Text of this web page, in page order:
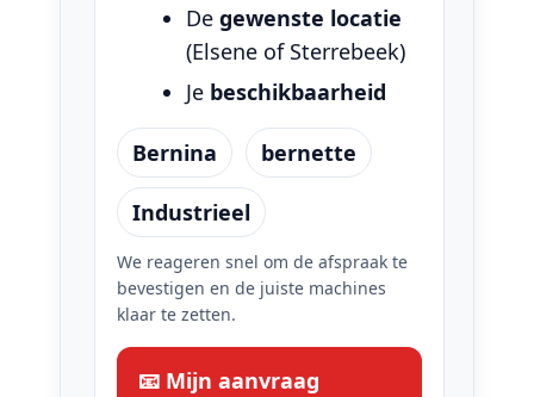
De gewenste locatie
(Elsene of Sterrebeek)
Je beschikbaarheid
Bernina bernette
Industrieel
We reageren snel om de afspraak te
bevestigen en de juiste machines
klaar te zetten.
📧 Mijn aanvraag